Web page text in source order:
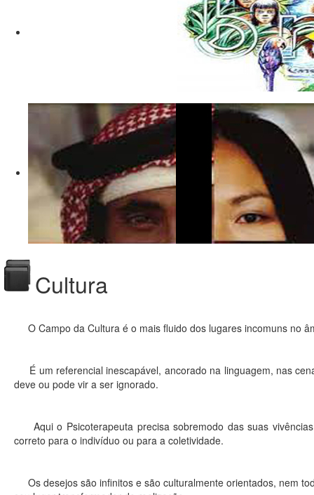
Cultura
O Campo da Cultura é o mais fluido dos lugares incomuns no
É um referencial inescapável, ancorado na linguagem, nas
deve ou pode vir a ser ignorado.
Aqui o Psicoterapeuta precisa sobremodo das suas
correto para o indivíduo ou para a coletividade.
Os desejos são infinitos e são culturalmente orientados, nem